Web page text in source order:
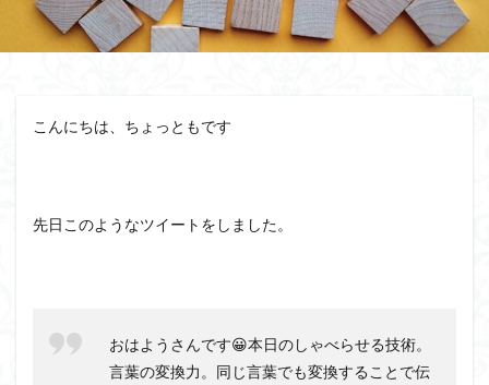
こんにちは、ちょっともです
先日このようなツイートをしました。
おはようさんです😀本日のしゃべらせる技術。
言葉の変換力。同じ言葉でも変換することで伝
ザイアンスの法則
サービスエリア確認法
パイセン質問法
オンライン会議
しゃべらせるラジオ
しゃべらせるテンプレ
会話の演出力
会話の本音話法
会話の悩み